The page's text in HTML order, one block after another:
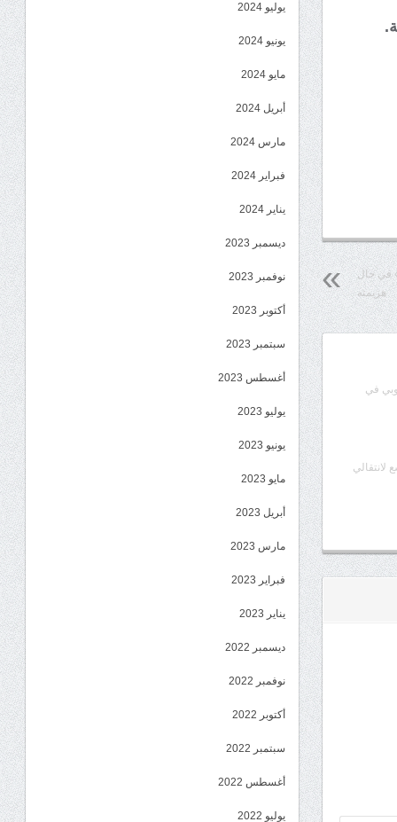
في حال
هزيمته
في
لانتقالي
يوليو 2024
يونيو 2024
مايو 2024
أبريل 2024
مارس 2024
فبراير 2024
يناير 2024
ديسمبر 2023
نوفمبر 2023
أكتوبر 2023
سبتمبر 2023
أغسطس 2023
يوليو 2023
يونيو 2023
مايو 2023
أبريل 2023
مارس 2023
فبراير 2023
يناير 2023
ديسمبر 2022
نوفمبر 2022
أكتوبر 2022
سبتمبر 2022
أغسطس 2022
يوليو 2022